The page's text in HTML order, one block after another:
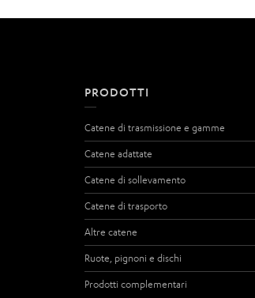
PRODOTTI
Catene di trasmissione e gamme
Catene adattate
Catene di sollevamento
Catene di trasporto
Altre catene
Ruote, pignoni e dischi
Prodotti complementari